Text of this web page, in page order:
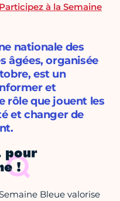
Participez à la Semaine
nationale des
âgées, organisée
est un
et
rôle que jouent les
et changer de
pour
!
Bleue valorise